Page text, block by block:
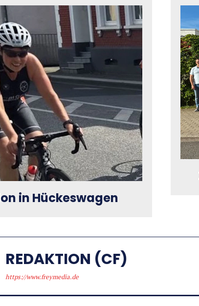
in Hückeswagen
REDAKTION (CF)
https://www.freymedia.de